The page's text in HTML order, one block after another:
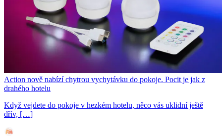
Action nově nabízí chytrou vychytávku do pokoje. Pocit je jak z
drahého hotelu
Když vejdete do pokoje v hezkém hotelu, něco vás uklidní ještě
dřív, […]